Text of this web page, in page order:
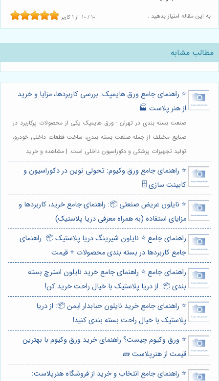
به این مقاله امتیاز بدهید : 10 / 10 از 1 کاربر
مطالب مشابه
⭐️ راهنمای جامع ورق هایمپک: بررسی کاربردها، مزایا و خرید
از هنر پلاست 🏭
صنعت بسته بندی در تهران - ورق هایمپک یکی از محصولات پرکاربرد در
صنایع مختلف از جمله صنعت بسته بندی، ساخت قطعات داخلی خودرو،
تولید تجهیزات پزشکی و دکوراسیون داخلی است. | مشاهده و خرید
⭐️ راهنمای جامع ورق وکیوم: تحولی نوین در دکوراسیون و
کابینت سازی 🗄️
⭐️ نایلون عریض صنعتی 📦: راهنمای جامع خرید، کاربردها و
مزایای استفاده (به همراه معرفی دریا پلاستیک)
راهنمای جامع ⭐️ نایلون شیرینگ دریا پلاستیک 📦: راهنمای
جامع کاربردها در بسته بندی محصولات + قیمت
راهنمای جامع ⭐️ راهنمای جامع خرید نایلون استرچ بسته
بندی 📦: از دریا پلاستیک با خیال راحت خرید کن!
⭐️ راهنمای جامع خرید نایلون حبابدار ایمن 📦: از دریا
پلاستیک با خیال راحت بسته بندی کنید!
⭐️ ورق وکیوم چیست؟ راهنمای خرید ورق وکیوم با بهترین
قیمت از هنرپلاست 🧱
⭐️ راهنمای جامع انتخاب و خرید از فروشگاه هنرپلاست: